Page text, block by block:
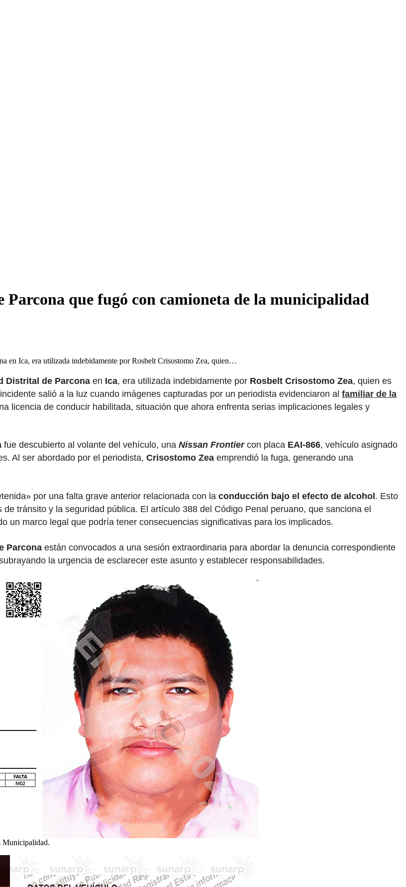
que fugó con camioneta de la municipalidad
en Ica, era utilizada indebidamente por Rosbelt Crisostomo Zea, quien…
Distrital de Parcona en Ica, era utilizada indebidamente por Rosbelt Crisostomo Zea, quien es
salió a la luz cuando imágenes capturadas por un periodista evidenciaron al familiar de la
licencia de conducir habilitada, situación que ahora enfrenta serias implicaciones legales y
fue descubierto al volante del vehículo, una Nissan Frontier con placa EAI-866, vehículo asignado
Al ser abordado por el periodista, Crisostomo Zea emprendió la fuga, generando una
por una falta grave anterior relacionada con la conducción bajo el efecto de alcohol . Esto
tránsito y la seguridad pública. El artículo 388 del Código Penal peruano, que sanciona el
un marco legal que podría tener consecuencias significativas para los implicados.
Parcona están convocados a una sesión extraordinaria para abordar la denuncia correspondiente
la urgencia de esclarecer este asunto y establecer responsabilidades.
Municipalidad.